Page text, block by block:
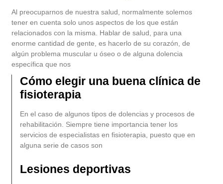
Al preocuparnos de nuestra salud, normalmente solemos
tener en cuenta solo unos aspectos de los que están
relacionados con la misma. Hablar de salud, para una
enorme cantidad de gente, es hacerlo de su corazón, de
algún problema muscular u óseo o de alguna dolencia
específica que nos
Cómo elegir una buena clínica de
fisioterapia
En el caso de algunos tipos de dolencias y procesos de
rehabilitación. Siempre tiene importancia tener los
servicios de especialistas en fisioterapia, puesto que en
alguna serie de casos son
Lesiones deportivas